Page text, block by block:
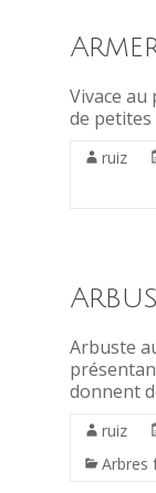
Vivace
de petites
ruiz
Arbuste
donnent
ruiz
Arbres